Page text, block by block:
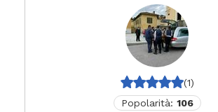
(1)
Popolarità: 106